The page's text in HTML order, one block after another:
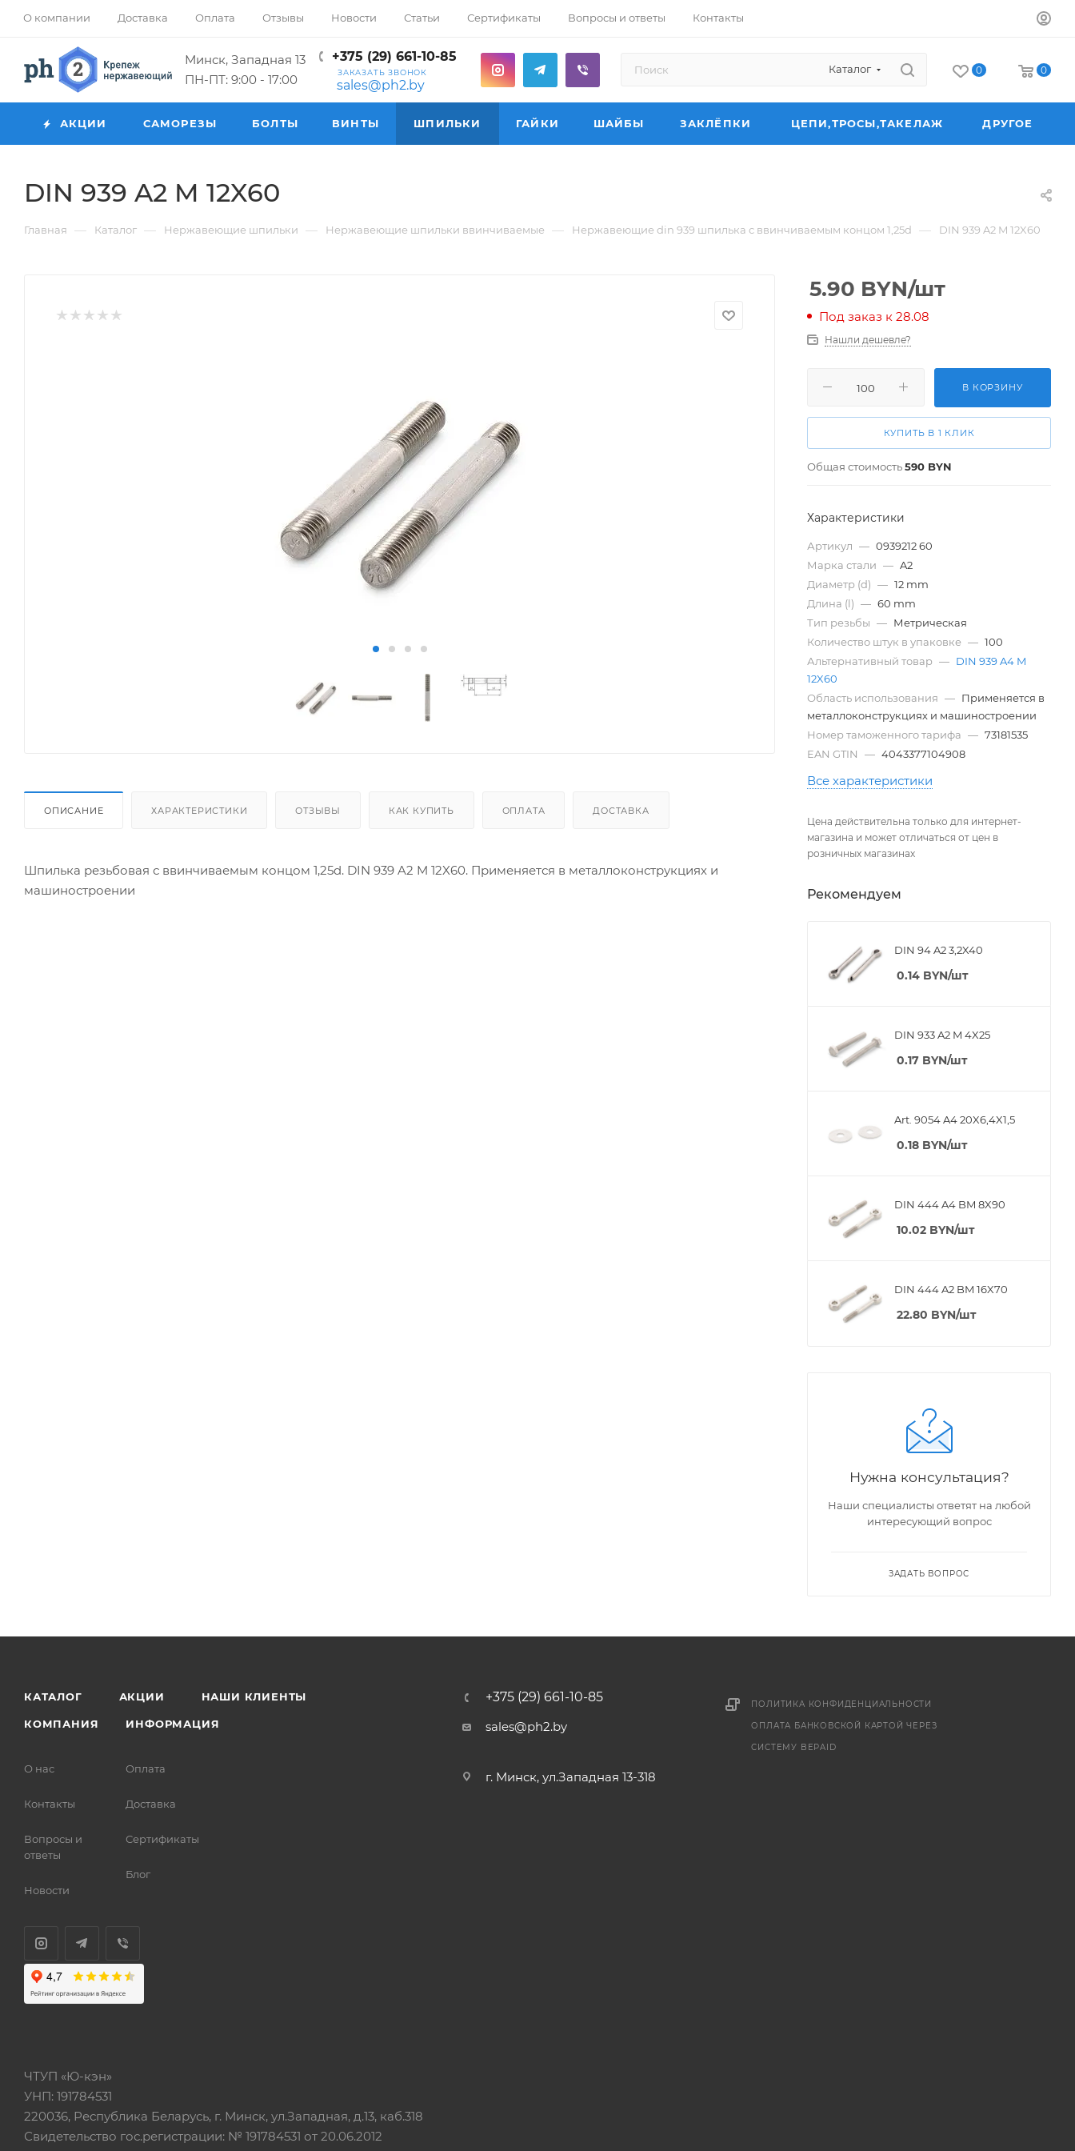
О компании Доставка Оплата Отзывы Новости Статьи Сертификаты Вопросы и ответы Контакты
Минск, Западная 13
ПН-ПТ: 9:00 - 17:00
+375 (29) 661-10-85
ЗАКАЗАТЬ ЗВОНОК
sales@ph2.by
Каталог 0 0
АКЦИИ САМОРЕЗЫ БОЛТЫ ВИНТЫ ШПИЛЬКИ ГАЙКИ ШАЙБЫ ЗАКЛЁПКИ ЦЕПИ,ТРОСЫ,ТАКЕЛАЖ ДРУГОЕ
DIN 939 A2 M 12X60
Главная — Каталог — Нержавеющие шпильки — Нержавеющие шпильки ввинчиваемые — Нержавеющие din 939 шпилька с ввинчиваемым концом 1,25d — DIN 939 A2 M 12X60
ОПИСАНИЕ ХАРАКТЕРИСТИКИ ОТЗЫВЫ КАК КУПИТЬ ОПЛАТА ДОСТАВКА
Шпилька резьбовая с ввинчиваемым концом 1,25d. DIN 939 A2 M 12X60. Применяется в металлоконструкциях и
машиностроении
5.90 BYN/шт
Под заказ к 28.08
Нашли дешевле?
В КОРЗИНУ
КУПИТЬ В 1 КЛИК
Общая стоимость590 BYN
Характеристики
Артикул — 0939212 60
Марка стали — A2
Диаметр (d) — 12 mm
Длина (l) — 60 mm
Тип резьбы — Метрическая
Количество штук в упаковке — 100
Альтернативный товар — DIN 939 A4 M
12X60
Область использования — Применяется в
металлоконструкциях и машиностроении
Номер таможенного тарифа — 73181535
EAN GTIN
— 4043377104908
Все характеристики
Цена действительна только для интернет-
магазина и может отличаться от цен в
розничных магазинах
Рекомендуем
DIN 94 A2 3,2X40
0.14 BYN/шт
DIN 933 A2 M 4X25
0.17 BYN/шт
Art. 9054 A4 20X6,4X1,5
0.18 BYN/шт
DIN 444 A4 BM 8X90
10.02 BYN/шт
DIN 444 A2 BM 16X70
22.80 BYN/шт
Нужна консультация?
Наши специалисты ответят на любой
интересующий вопрос
ЗАДАТЬ ВОПРОС
КАТАЛОГ АКЦИИ НАШИ КЛИЕНТЫ
КОМПАНИЯ
О нас
Контакты
Вопросы и
ответы
Новости
ИНФОРМАЦИЯ
Оплата
Доставка
Сертификаты
Блог
+375 (29) 661-10-85
sales@ph2.by
г. Минск, ул.Западная 13-318
ПОЛИТИКА КОНФИДЕНЦИАЛЬНОСТИ
ОПЛАТА БАНКОВСКОЙ КАРТОЙ ЧЕРЕЗ
СИСТЕМУ BEPAID
ЧТУП «Ю-кэн»
УНП: 191784531
220036, Республика Беларусь, г. Минск, ул.Западная, д.13, каб.318
Свидетельство гос.регистрации: № 191784531 от 20.06.2012